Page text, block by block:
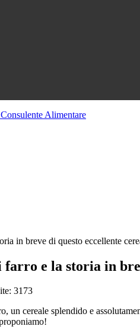
farro e la storia in
3173
un cereale splendido e